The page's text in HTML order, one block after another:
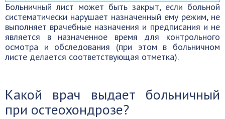
Больничный лист может быть закрыт, если больной
систематически нарушает назначенный ему режим, не
выполняет врачебные назначения и предписания и не
является в назначенное время для контрольного
осмотра и обследования (при этом в больничном
листе делается соответствующая отметка).
Какой врач выдает больничный
при остеохондрозе?